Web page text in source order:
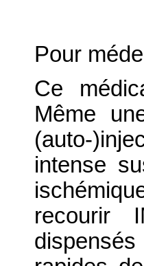
Pour
Ce
Même
(auto-
intense
recourir